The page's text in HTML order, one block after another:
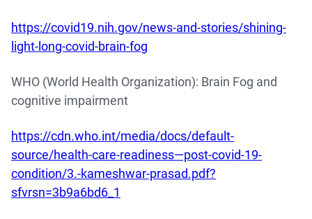
https://covid19.nih.gov/news-and-stories/shining-
light-long-covid-brain-fog
WHO (World Health Organization): Brain Fog and
cognitive impairment
https://cdn.who.int/media/docs/default-
source/health-care-readiness—post-covid-19-
condition/3.-kameshwar-prasad.pdf?
sfvrsn=3b9a6bd6_1